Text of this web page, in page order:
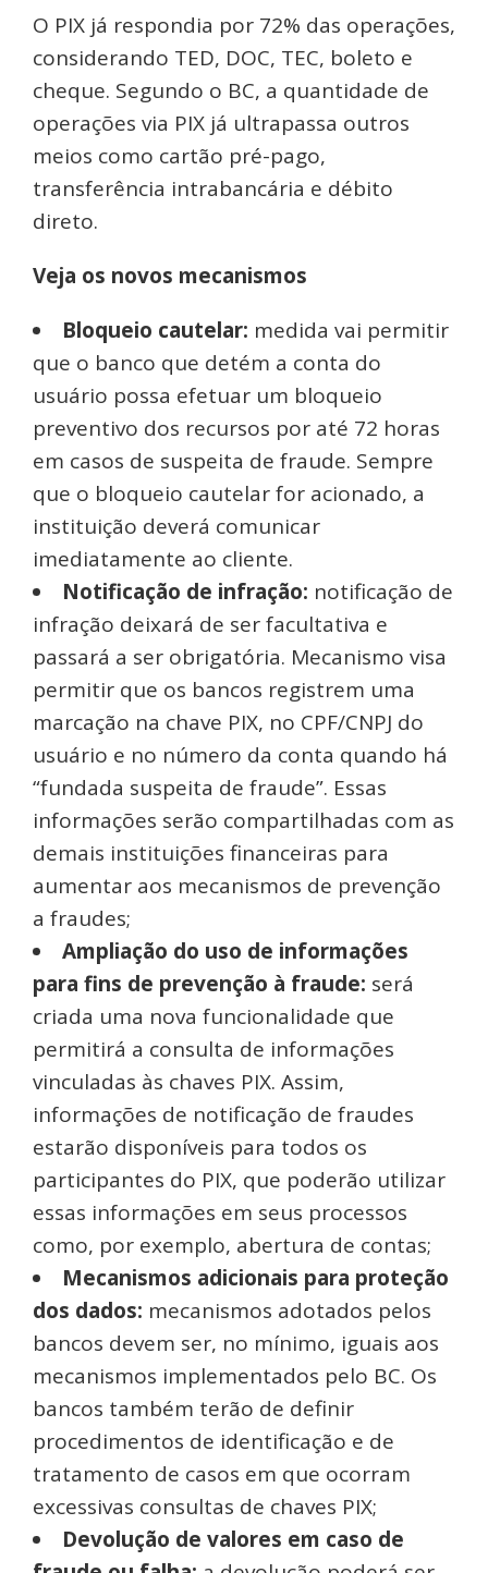
O PIX já respondia por 72% das operações,
considerando TED, DOC, TEC, boleto e
cheque. Segundo o BC, a quantidade de
operações via PIX já ultrapassa outros
meios como cartão pré-pago,
transferência intrabancária e débito
direto.
Veja os novos mecanismos
Bloqueio cautelar: medida vai permitir
que o banco que detém a conta do
usuário possa efetuar um bloqueio
preventivo dos recursos por até 72 horas
em casos de suspeita de fraude. Sempre
que o bloqueio cautelar for acionado, a
instituição deverá comunicar
imediatamente ao cliente.
Notificação de infração: notificação de
infração deixará de ser facultativa e
passará a ser obrigatória. Mecanismo visa
permitir que os bancos registrem uma
marcação na chave PIX, no CPF/CNPJ do
usuário e no número da conta quando há
“fundada suspeita de fraude”. Essas
informações serão compartilhadas com as
demais instituições financeiras para
aumentar aos mecanismos de prevenção
a fraudes;
Ampliação do uso de informações
para fins de prevenção à fraude: será
criada uma nova funcionalidade que
permitirá a consulta de informações
vinculadas às chaves PIX. Assim,
informações de notificação de fraudes
estarão disponíveis para todos os
participantes do PIX, que poderão utilizar
essas informações em seus processos
como, por exemplo, abertura de contas;
Mecanismos adicionais para proteção
dos dados: mecanismos adotados pelos
bancos devem ser, no mínimo, iguais aos
mecanismos implementados pelo BC. Os
bancos também terão de definir
procedimentos de identificação e de
tratamento de casos em que ocorram
excessivas consultas de chaves PIX;
Devolução de valores em caso de